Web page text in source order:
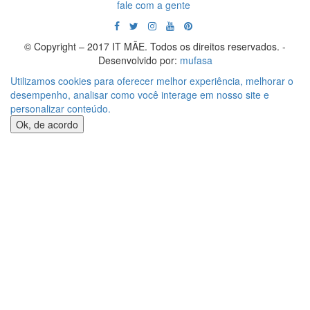
fale com a gente
© Copyright – 2017 IT MÃE. Todos os direitos reservados. -
Desenvolvido por: mufasa
Utilizamos cookies para oferecer melhor experiência, melhorar o
desempenho, analisar como você interage em nosso site e
personalizar conteúdo.
Ok, de acordo